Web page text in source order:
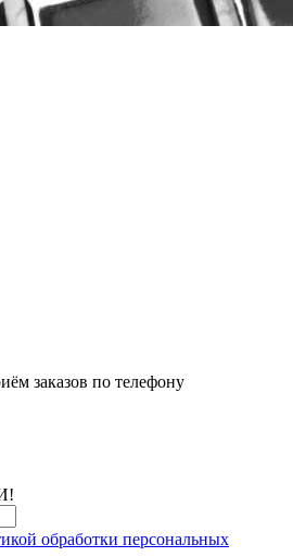
заказов по телефону
обработки персональных